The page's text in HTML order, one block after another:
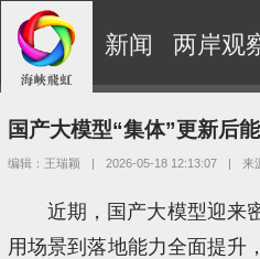
新闻 两岸观
国产大模型“集体”更新后
编辑：王瑞颖 | 2026-05-18 12:13:07 | 来
近期，国产大模型迎来
用场景到落地能力全面提升